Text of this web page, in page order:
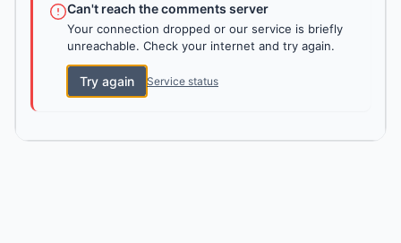
Can't reach the comments server
Your connection dropped or our service is briefly
unreachable. Check your internet and try again.
Try again Service status